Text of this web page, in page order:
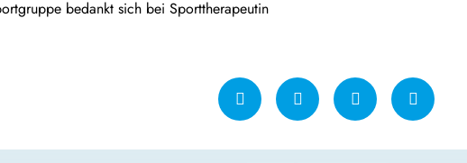
bedankt sich bei Sporttherapeutin